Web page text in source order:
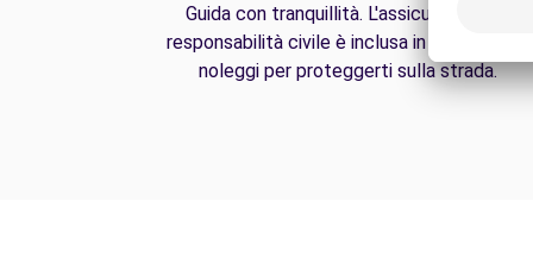
Guida con tranquillità. L'assicurazione di
responsabilità civile è inclusa in tutti i nostri
noleggi per proteggerti sulla strada.